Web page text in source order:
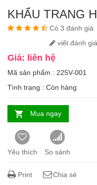
KHẨU TRANG
Có 3 đánh giá
viết đánh giá
Giá: liên hệ
Mã sản phẩm : 225V-001
Tình trạng : Còn hàng
Mua ngay
Yêu thích So sánh
Print Chia sẻ